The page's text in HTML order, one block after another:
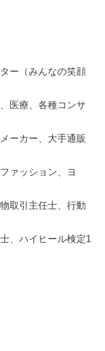
ー（みんなの笑顔
医療、各種コンサ
ーカー、大手通販
ァッション、ヨ
取引主任士、行動
、ハイヒール検定1